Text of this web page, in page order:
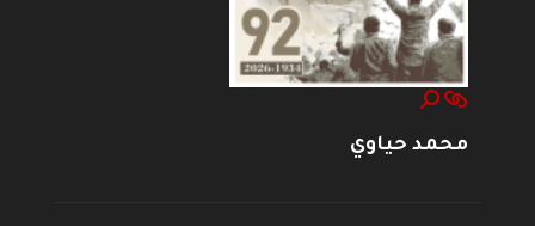
محمد حياوي